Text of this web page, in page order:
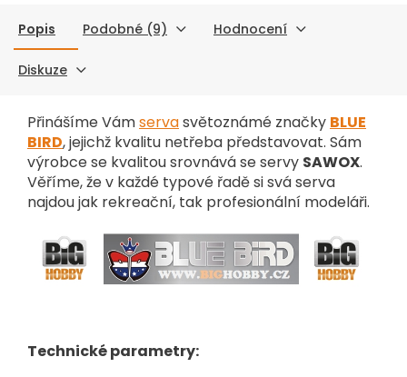
Popis Podobné (9) Hodnocení
Diskuze
Přinášíme Vámservasvětoznámé značky BLUE
BIRD, jejichž kvalitu netřeba představovat. Sám
výrobce se kvalitou srovnává se servy SAWOX.
Věříme, že v každé typové řadě si svá serva
najdou jak rekreační, tak profesionální modeláři.
Technické parametry: